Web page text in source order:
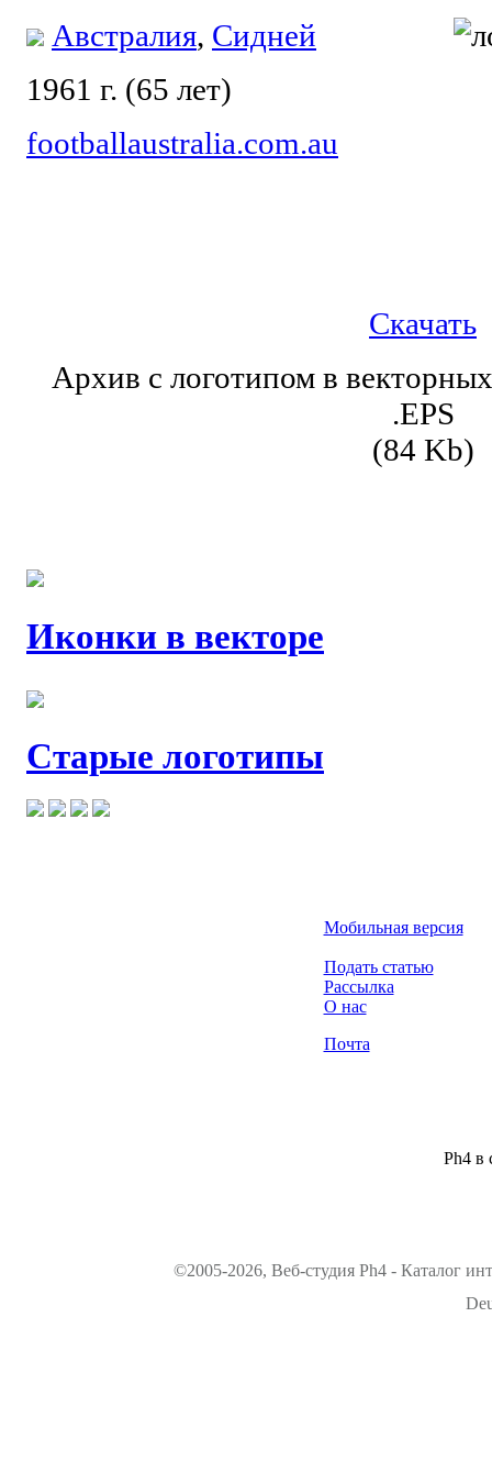
Австралия, Сидней
1961 г. (65 лет)
footballaustralia.com.au
Скачать
Архив с логотипом в
.EPS
(84 Kb)
Иконки в векторе
Старые логотипы
Мобильная версия
Подать статью
Рассылка
О нас
Почта
Ph4 в
©2005-2026, Веб-студия Ph4 - Каталог